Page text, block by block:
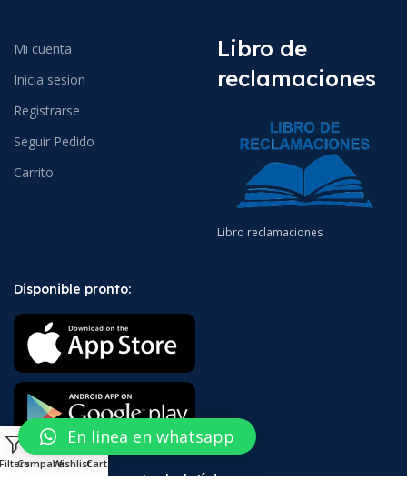
Mi cuenta
Inicia sesion
Registrarse
Seguir Pedido
Carrito
Libro de
reclamaciones
Libro reclamaciones
Disponible pronto:
¡Suscríbete a nuestro boletín!
CompareWishlist
0
Cart
En linea en whatsapp